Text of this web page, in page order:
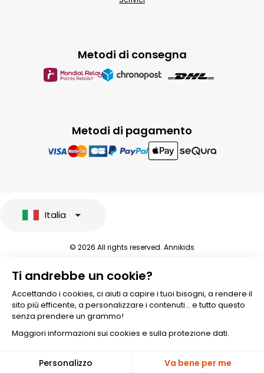
Metodi di pagamento
Metodi di consegna
Ti andrebbe un cookie?
Accettando i cookies, ci aiuti a capire i tuoi bisogni, a rendere il
sito più efficente, a personalizzare i contenuti... e tutto questo
senza prendere un grammo!
Maggiori informazioni sui cookies e sulla protezione dati.
Personalizzo Va bene per me
Italia
© 2026 All rights reserved. Annikids
-10%🎁